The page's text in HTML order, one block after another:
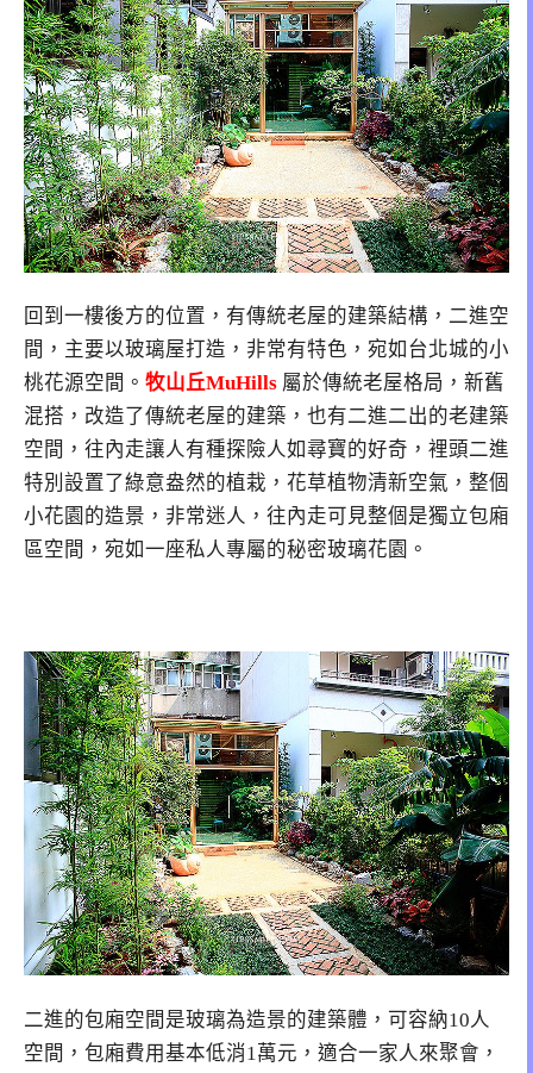
回到一樓後方的位置，有傳統老屋的建築結構，二進空
間，主要以玻璃屋打造，非常有特色，宛如台北城的小
桃花源空間。 牧山丘MuHills 屬於傳統老屋格局，新舊
混搭，改造了傳統老屋的建築，也有二進二出的老建築
空間，往內走讓人有種探險人如尋寶的好奇，裡頭二進
特別設置了綠意盎然的植栽，花草植物清新空氣，整個
小花園的造景，非常迷人，往內走可見整個是獨立包廂
區空間，宛如一座私人專屬的秘密玻璃花園。
二進的包廂空間是玻璃為造景的建築體，可容納10人
空間，包廂費用基本低消1萬元，適合一家人來聚會，